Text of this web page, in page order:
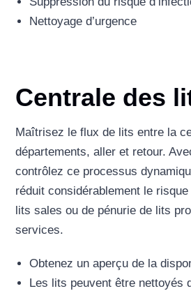
Nettoyage d’urgence
Centrale des
Maîtrisez le flux de lits entre la
départements, aller et retour.
contrôlez ce processus
réduit considérablement le risque
lits sales ou de pénurie de lits
services.
Obtenez un aperçu de la
Les lits peuvent être nettoyés